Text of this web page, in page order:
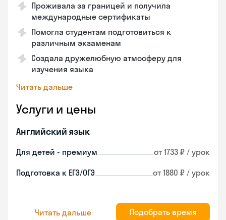
Проживала за границей и получила
международные сертификаты
Помогла студентам подготовиться к
различным экзаменам
Создала дружелюбную атмосферу для
изучения языка
Читать дальше
Услуги и цены
Английский язык
Для детей - премиум от 1733 ₽ / урок
Подготовка к ЕГЭ/ОГЭ от 1880 ₽ / урок
Читать дальше Подобрать время